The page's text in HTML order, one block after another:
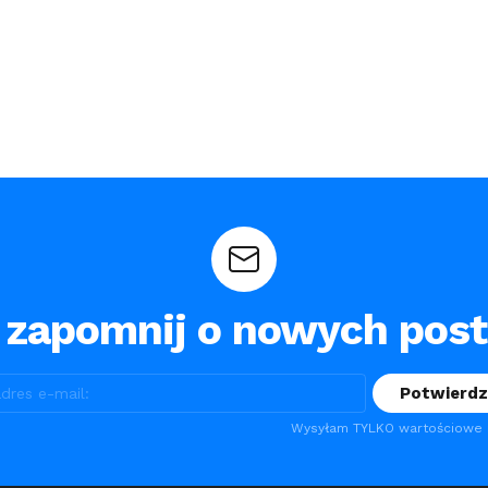
o nowych
Wysyłam TYLKO wartościowe